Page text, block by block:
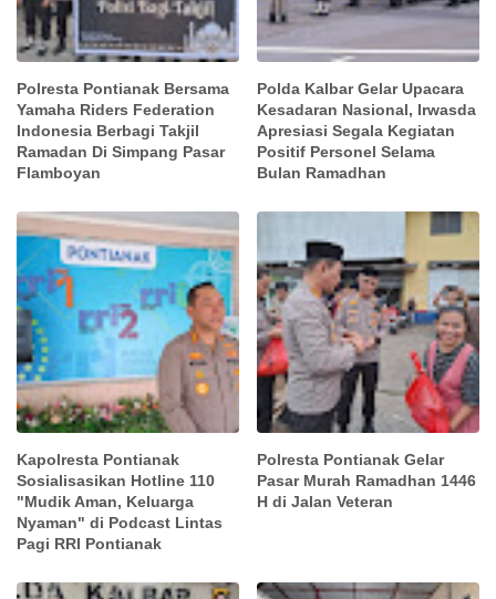
Polresta Pontianak Bersama
Yamaha Riders Federation
Indonesia Berbagi Takjil
Ramadan Di Simpang Pasar
Flamboyan
Polda Kalbar Gelar Upacara
Kesadaran Nasional, Irwasda
Apresiasi Segala Kegiatan
Positif Personel Selama
Bulan Ramadhan
Kapolresta Pontianak
Sosialisasikan Hotline 110
"Mudik Aman, Keluarga
Nyaman" di Podcast Lintas
Pagi RRI Pontianak
Polresta Pontianak Gelar
Pasar Murah Ramadhan 1446
H di Jalan Veteran